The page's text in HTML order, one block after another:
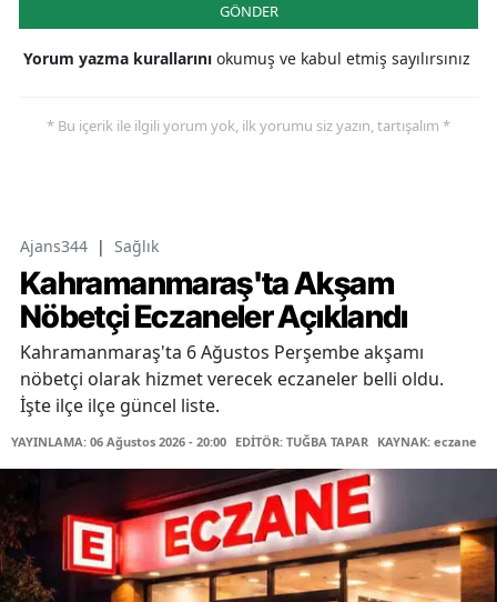
GÖNDER
Yorum yazma kurallarını okumuş ve kabul etmiş sayılırsınız
* Bu içerik ile ilgili yorum yok, ilk yorumu siz yazın, tartışalım *
Ajans344 | Sağlık
Kahramanmaraş'ta Akşam
Nöbetçi Eczaneler Açıklandı
Kahramanmaraş'ta 6 Ağustos Perşembe akşamı
nöbetçi olarak hizmet verecek eczaneler belli oldu.
İşte ilçe ilçe güncel liste.
YAYINLAMA: 06 Ağustos 2026 - 20:00 EDİTÖR: TUĞBA TAPAR KAYNAK: eczane